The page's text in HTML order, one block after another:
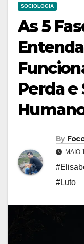
SOCIOLOGIA
As 5
Perda
By
MAIO
#Luto